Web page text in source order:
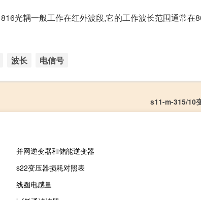
光耦一般工作在红外波段,它的工作波长范围通常在
波长 电信号
s11-m-315/10
并网逆变器和储能逆变器
s22变压器损耗对照表
线圈电感量